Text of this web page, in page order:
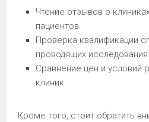
Чтение отзывов о
пациентов.
Проверка квалификации
проводящих исследования.
Сравнение цен и условий
клиник.
Кроме того, стоит обратить